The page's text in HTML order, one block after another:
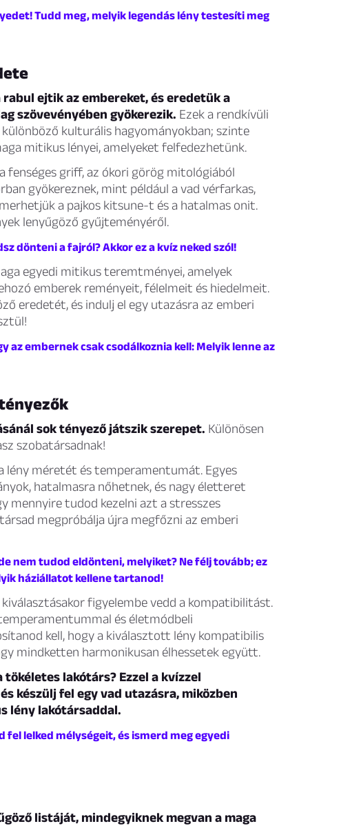
Tudd meg, melyik legendás lény testesíti meg
ejtik az embereket, és eredetük a
szövevényében gyökerezik. Ezek a rendkívüli
kulturális hagyományokban; szinte
mitikus lényei, amelyeket felfedezhetünk.
fenséges griff, az ókori görög mitológiából
gyökereznek, mint például a vad vérfarkas,
a pajkos kitsune-t és a hatalmas onit.
lenyűgöző gyűjteményéről.
dönteni a fajról? Akkor ez a kvíz neked szól!
egyedi mitikus teremtményei, amelyek
emberek reményeit, félelmeit és hiedelmeit.
eredetét, és indulj el egy utazásra az emberi
az embernek csak csodálkoznia kell: Melyik lenne az
sok tényező játszik szerepet. Különösen
szobatársadnak!
lény méretét és temperamentumát. Egyes
hatalmasra nőhetnek, és nagy életteret
mennyire tudod kezelni azt a stresszes
megpróbálja újra megfőzni az emberi
nem tudod eldönteni, melyiket? Ne félj tovább; ez
háziállatot kellene tartanod!
figyelembe vedd a kompatibilitást.
és életmódbeli
kell, hogy a kiválasztott lény kompatibilis
mindketten harmonikusan élhessetek együtt.
lakótárs? Ezzel a kvízzel
készülj fel egy vad utazásra, miközben
lény lakótársaddal.
fel lelked mélységeit, és ismerd meg egyedi
listáját, mindegyiknek megvan a maga